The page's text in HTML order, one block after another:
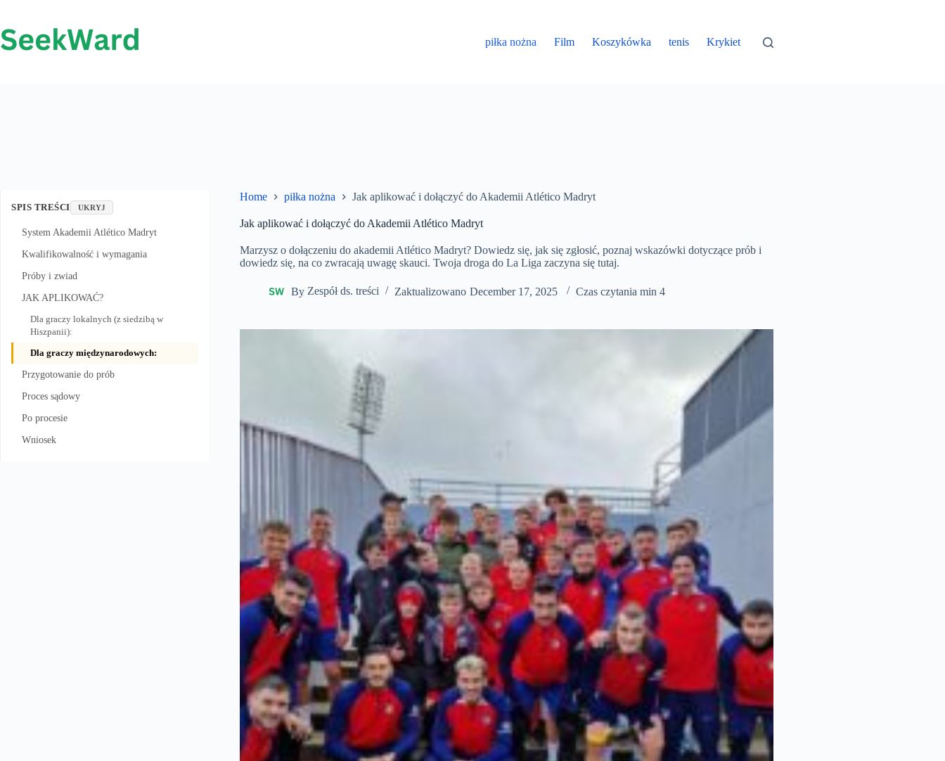
treści
piłka nożna
Film Koszykówka tenis Krykiet
Home piłka nożna Jak aplikować i dołączyć do Akademii Atlético Madryt
Jak aplikować i dołączyć do Akademii Atlético Madryt
Marzysz o dołączeniu do akademii Atlético Madryt? Dowiedz się, jak się zgłosić, poznaj wskazówki dotyczące prób i
dowiedz się, na co zwracają uwagę skauci. Twoja droga do La Liga zaczyna się tutaj.
By Zespół ds. treści Zaktualizowano December 17, 2025 Czas czytania min 4
SPIS TREŚCI UKRYJ
System Akademii Atlético Madryt
Kwalifikowalność i wymagania
Próby i zwiad
JAK APLIKOWAĆ?
Dla graczy lokalnych (z siedzibą w
Hiszpanii):
Dla graczy międzynarodowych:
Przygotowanie do prób
Proces sądowy
Po procesie
Wniosek